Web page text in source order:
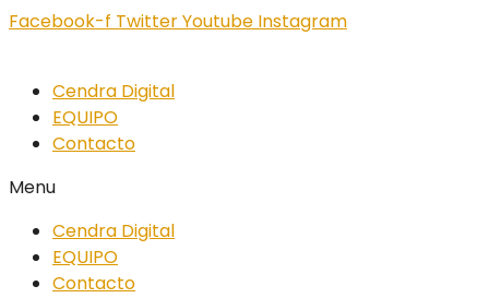
Facebook-f TwitterYoutube Instagram
Cendra Digital
EQUIPO
Contacto
Menu
Cendra Digital
EQUIPO
Contacto